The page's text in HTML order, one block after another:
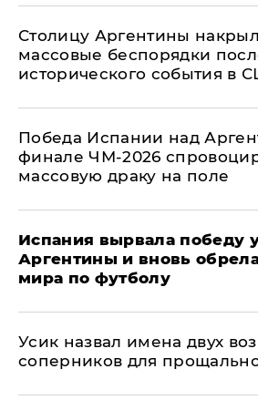
Столицу Аргентины
массовые беспорядки
исторического события в
Победа Испании над
финале ЧМ-2026
массовую драку на поле
Испания вырвала победу
Аргентины и вновь
мира по футболу
Усик назвал имена двух
соперников для